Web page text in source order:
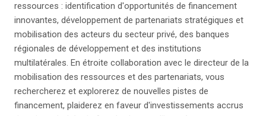
ressources : identification d'opportunités de financement
innovantes, développement de partenariats stratégiques et
mobilisation des acteurs du secteur privé, des banques
régionales de développement et des institutions
multilatérales. En étroite collaboration avec le directeur de la
mobilisation des ressources et des partenariats, vous
rechercherez et explorerez de nouvelles pistes de
financement, plaiderez en faveur d'investissements accrus